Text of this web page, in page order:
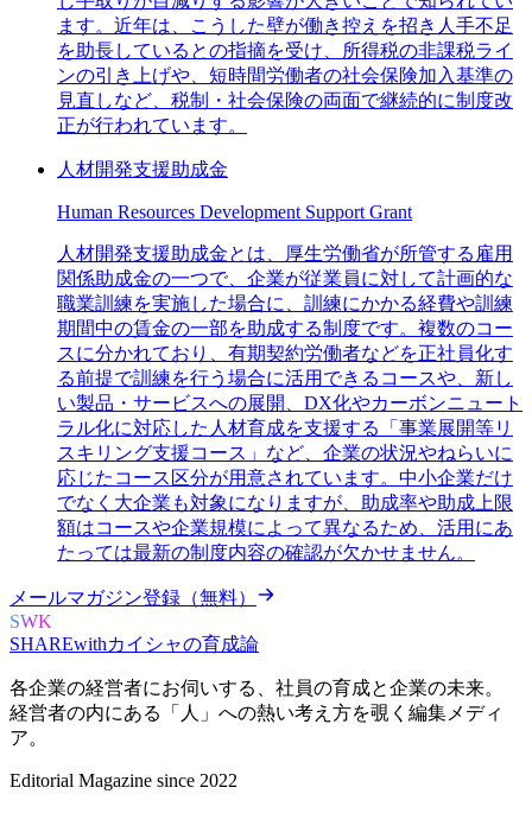
ます。近年は、こうした壁が働き控えを招き人手不足
を助長しているとの指摘を受け、所得税の非課税ライ
ンの引き上げや、短時間労働者の社会保険加入基準の
見直しなど、税制・社会保険の両面で継続的に制度改
正が行われています。
人材開発支援助成金
Human Resources Development Support Grant
人材開発支援助成金とは、厚生労働省が所管する雇用
関係助成金の一つで、企業が従業員に対して計画的な
職業訓練を実施した場合に、訓練にかかる経費や訓練
期間中の賃金の一部を助成する制度です。複数のコー
スに分かれており、有期契約労働者などを正社員化す
る前提で訓練を行う場合に活用できるコースや、新し
い製品・サービスへの展開、DX化やカーボンニュート
ラル化に対応した人材育成を支援する「事業展開等リ
スキリング支援コース」など、企業の状況やねらいに
応じたコース区分が用意されています。中小企業だけ
でなく大企業も対象になりますが、助成率や助成上限
額はコースや企業規模によって異なるため、活用にあ
たっては最新の制度内容の確認が欠かせません。
メールマガジン登録（無料）
SWK
SHAREwithカイシャの育成論
各企業の経営者にお伺いする、 社員の育成と企業の未来。
経営者の内にある
「人」への熱い考え方を覗く 編集メディ
ア。
Editorial Magazine since 2022